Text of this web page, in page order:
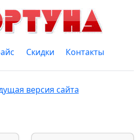
Скидки Контакты
версия сайта